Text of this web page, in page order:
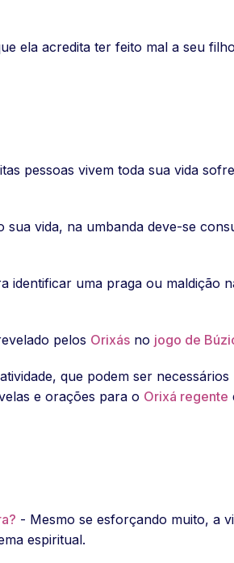
ela acredita ter feito mal a seu
pessoas vivem toda sua vida
vida, na umbanda deve-se
identificar uma praga ou maldição
pelos Orixás no jogo de
que podem ser
e orações para o Orixá regente
- Mesmo se esforçando muito, a
espiritual.